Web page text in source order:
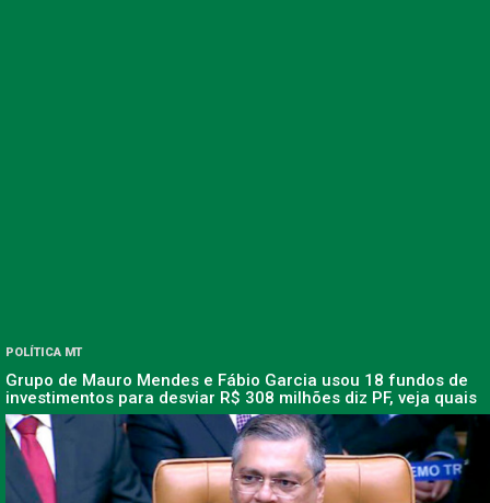
POLÍTICA MT
Grupo de Mauro Mendes e Fábio Garcia usou 18 fundos de
investimentos para desviar R$ 308 milhões diz PF, veja quais